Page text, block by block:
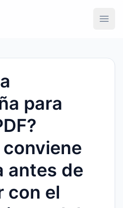
para
antes de
con el